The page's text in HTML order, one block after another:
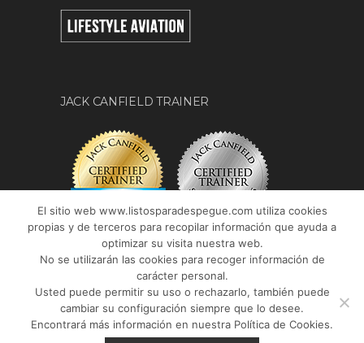
JACK CANFIELD TRAINER
El sitio web www.listosparadespegue.com utiliza cookies
propias y de terceros para recopilar información que ayuda a
optimizar su visita nuestra web.
No se utilizarán las cookies para recoger información de
carácter personal.
Usted puede permitir su uso o rechazarlo, también puede
cambiar su configuración siempre que lo desee.
Encontrará más información en nuestra Política de Cookies.